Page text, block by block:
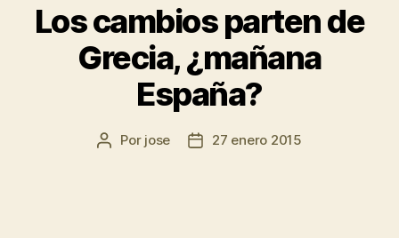
Los cambios parten de
Grecia, ¿mañana
España?
Por jose 27 enero 2015